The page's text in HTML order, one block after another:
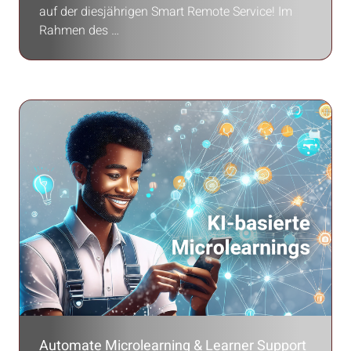
auf der diesjährigen Smart Remote Service! Im
Rahmen des …
Automate Microlearning & Learner Support